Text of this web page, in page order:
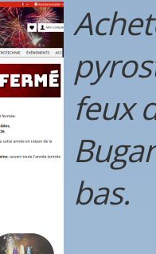
feux
bas.